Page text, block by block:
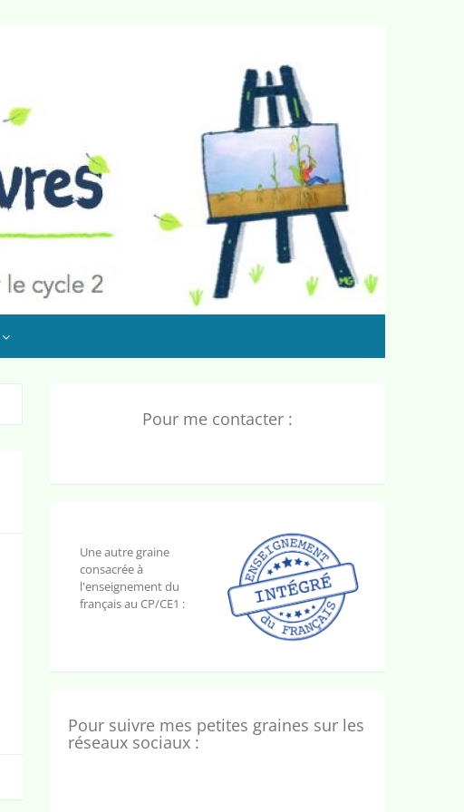
Pour me contacter :
Une autre graine
consacrée à
l'enseignement du
français au CP/CE1 :
Pour suivre mes petites graines sur les
réseaux sociaux :